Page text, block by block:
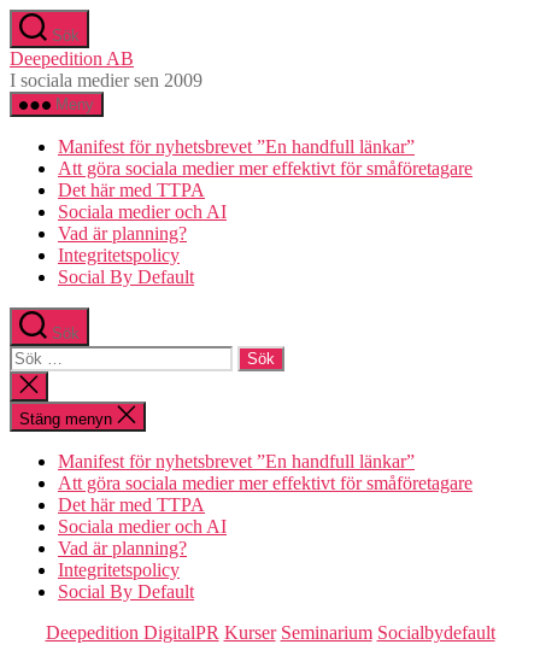
Hoppa
till
innehåll
Sök
Deepedition AB
I sociala medier sen 2009
Meny
Manifest för nyhetsbrevet ”En handfull länkar”
Att göra sociala medier mer effektivt för småföretagare
Det här med TTPA
Sociala medier och AI
Vad är planning?
Integritetspolicy
Social By Default
Sök
Sök
efter:
Stäng
sökningen
Stäng menyn
Manifest för nyhetsbrevet ”En handfull länkar”
Att göra sociala medier mer effektivt för småföretagare
Det här med TTPA
Sociala medier och AI
Vad är planning?
Integritetspolicy
Social By Default
Kategorier
Deepedition DigitalPR Kurser Seminarium Socialbydefault